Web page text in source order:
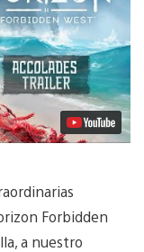
Forbidden
a nuestro